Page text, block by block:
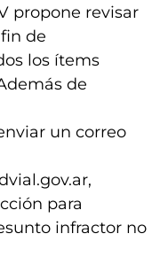
propone revisar
de
los ítems
de
un correo
,
para
infractor no